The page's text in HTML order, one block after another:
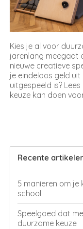
Kies je al voor
jarenlang meegaat
nieuwe creatieve
je eindeloos geld
uitgespeeld is?
keuze kan doen
Recente
5 manieren om je
school
Speelgoed dat
duurzame keuze